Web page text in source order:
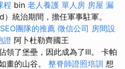
程 bin 老人養護 單人房 房屋 漏
）統治期間，擔任軍事駐軍。
團隊的推薦 徵信公司 房間設
證 阿卜杜勒齊國王
領了堡壘，因此成為了III。 卡帕
畫的山谷。 整脊師證照培訓 想